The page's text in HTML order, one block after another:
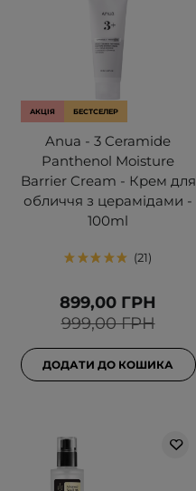
АКЦІЯ БЕСТСЕЛЕР
Anua - 3 Ceramide
Panthenol Moisture
Barrier Cream - Крем для
обличчя з церамідами -
100ml
21
999,00 ГРН
899,00 ГРН
ДОДАТИ ДО КОШИКА